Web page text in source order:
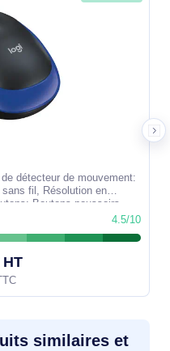
détecteur de mouvement:
fil, Résolution en
Boutons poussoirs,
4.5/10
HT
similaires et